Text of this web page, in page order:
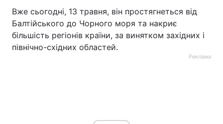
Вже сьогодні, 13 травня, він простягнеться від
Балтійського до Чорного моря та накриє
більшість регіонів країни, за винятком західних і
північно-східних областей.
Реклама